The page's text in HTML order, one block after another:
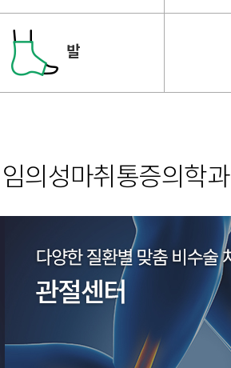
발
임의성마취통증의학과